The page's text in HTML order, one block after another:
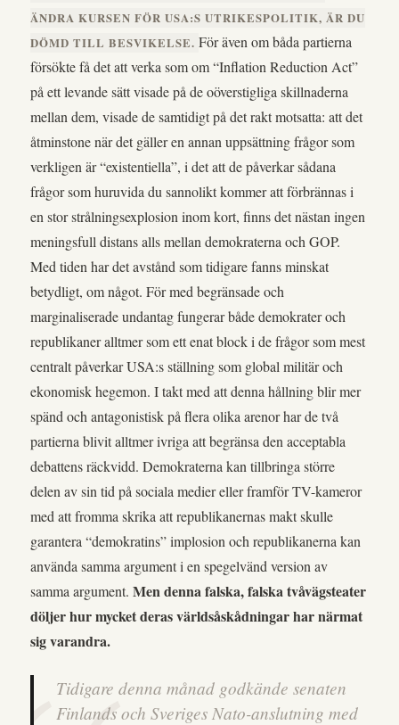
ÄNDRA KURSEN FÖR USA:S UTRIKESPOLITIK, ÄR DU
DÖMD TILL BESVIKELSE.För även om båda partierna
försökte få det att verka som om “Inflation Reduction Act”
på ett levande sätt visade på de oöverstigliga skillnaderna
mellan dem, visade de samtidigt på det rakt motsatta: att det
åtminstone när det gäller en annan uppsättning frågor som
verkligen är “existentiella”, i det att de påverkar sådana
frågor som huruvida du sannolikt kommer att förbrännas i
en stor strålningsexplosion inom kort, finns det nästan ingen
meningsfull distans alls mellan demokraterna och GOP.
Med tiden har det avstånd som tidigare fanns minskat
betydligt, om något. För med begränsade och
marginaliserade undantag fungerar både demokrater och
republikaner alltmer som ett enat block i de frågor som mest
centralt påverkar USA:s ställning som global militär och
ekonomisk hegemon. I takt med att denna hållning blir mer
spänd och antagonistisk på flera olika arenor har de två
partierna blivit alltmer ivriga att begränsa den acceptabla
debattens räckvidd. Demokraterna kan tillbringa större
delen av sin tid på sociala medier eller framför TV-kameror
med att fromma skrika att republikanernas makt skulle
garantera “demokratins” implosion och republikanerna kan
använda samma argument i en spegelvänd version av
samma argument.Men denna falska, falska tvåvägsteater
döljer hur mycket deras världsåskådningar har närmat
sig varandra.
Tidigare denna månad godkände senaten
Finlands och Sveriges Nato-anslutning med